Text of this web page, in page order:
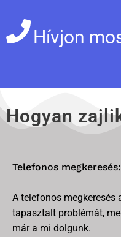
Hívjon
Hogyan
Telefonos megkeresés:
A telefonos megkeresés
tapasztalt problémát,
már a mi dolgunk.